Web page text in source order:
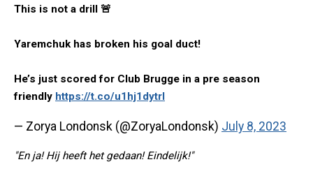
This is not a drill 🚨
Yaremchuk has broken his goal duct!
He’s just scored for Club Brugge in a pre season
friendly https://t.co/u1hj1dytrI
— Zorya Londonsk (@ZoryaLondonsk) July 8, 2023
"En ja! Hij heeft het gedaan! Eindelijk!"